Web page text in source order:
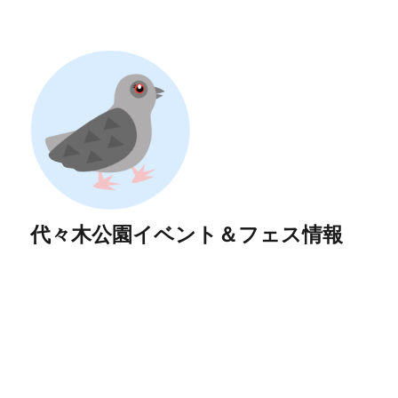
代々木公園イベント＆フェス情報